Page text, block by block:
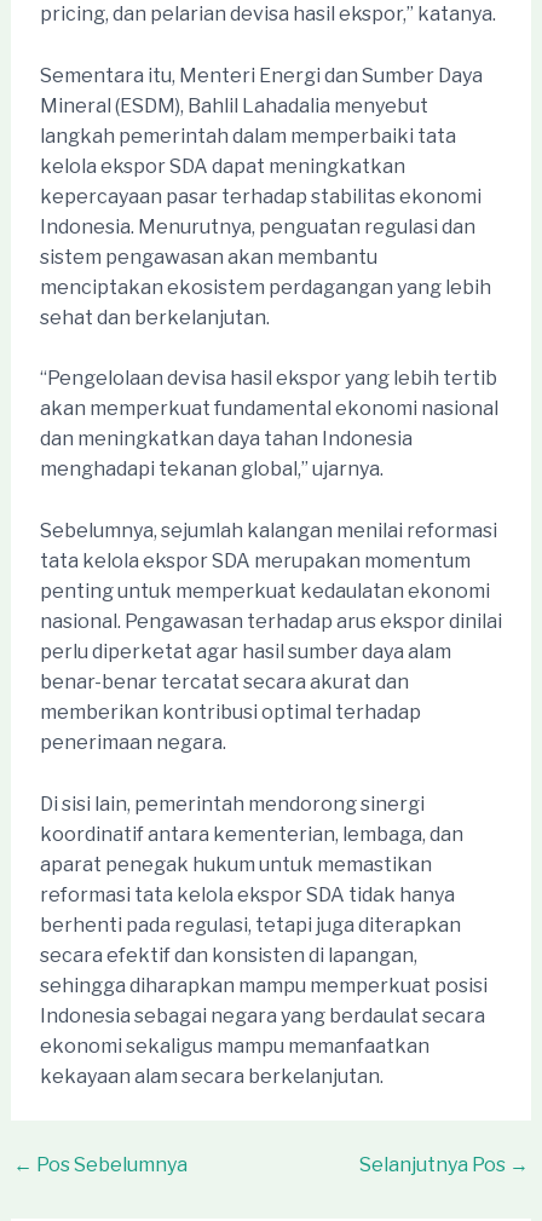
pricing, dan pelarian devisa hasil ekspor,” katanya.
Sementara itu, Menteri Energi dan Sumber Daya
Mineral (ESDM), Bahlil Lahadalia menyebut
langkah pemerintah dalam memperbaiki tata
kelola ekspor SDA dapat meningkatkan
kepercayaan pasar terhadap stabilitas ekonomi
Indonesia. Menurutnya, penguatan regulasi dan
sistem pengawasan akan membantu
menciptakan ekosistem perdagangan yang lebih
sehat dan berkelanjutan.
“Pengelolaan devisa hasil ekspor yang lebih tertib
akan memperkuat fundamental ekonomi nasional
dan meningkatkan daya tahan Indonesia
menghadapi tekanan global,” ujarnya.
Sebelumnya, sejumlah kalangan menilai reformasi
tata kelola ekspor SDA merupakan momentum
penting untuk memperkuat kedaulatan ekonomi
nasional. Pengawasan terhadap arus ekspor dinilai
perlu diperketat agar hasil sumber daya alam
benar-benar tercatat secara akurat dan
memberikan kontribusi optimal terhadap
penerimaan negara.
Di sisi lain, pemerintah mendorong sinergi
koordinatif antara kementerian, lembaga, dan
aparat penegak hukum untuk memastikan
reformasi tata kelola ekspor SDA tidak hanya
berhenti pada regulasi, tetapi juga diterapkan
secara efektif dan konsisten di lapangan,
sehingga diharapkan mampu memperkuat posisi
Indonesia sebagai negara yang berdaulat secara
ekonomi sekaligus mampu memanfaatkan
kekayaan alam secara berkelanjutan.
Post
← Pos Sebelumnya Selanjutnya Pos →